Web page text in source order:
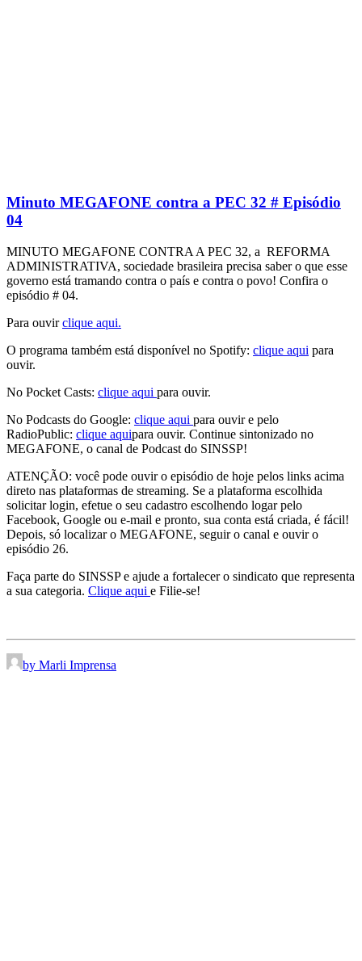
Minuto MEGAFONE contra a PEC 32 # Episódio
04
MINUTO MEGAFONE CONTRA A PEC 32, a REFORMA
ADMINISTRATIVA, sociedade brasileira precisa saber o que esse
governo está tramando contra o país e contra o povo! Confira o
episódio # 04.
Para ouvirclique aqui.
O programa também está disponível no Spotify: clique aqui para
ouvir.
No Pocket Casts: clique aqui para ouvir.
No Podcasts do Google: clique aqui para ouvir e pelo
RadioPublic: clique aquipara ouvir. Continue sintonizado no
MEGAFONE, o canal de Podcast do SINSSP!
ATENÇÃO: você pode ouvir o episódio de hoje pelos links acima
direto nas plataformas de streaming. Se a plataforma escolhida
solicitar login, efetue o seu cadastro escolhendo logar pelo
Facebook, Google ou e-mail e pronto, sua conta está criada, é fácil!
Depois, só localizar o MEGAFONE, seguir o canal e ouvir o
episódio 26.
Faça parte do SINSSP e ajude a fortalecer o sindicato que representa
a sua categoria. Clique aqui e Filie-se!
by Marli Imprensa